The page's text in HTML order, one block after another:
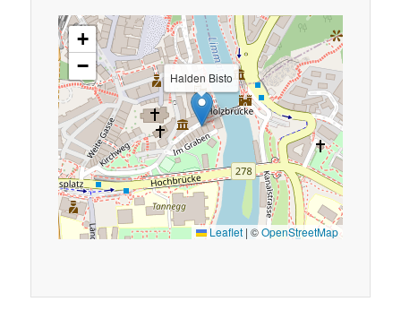
Halden Bisto
+
−
Leaflet | ©OpenStreetMap